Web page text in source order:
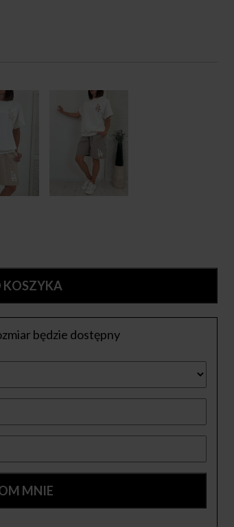
KOSZYKA
będzie dostępny